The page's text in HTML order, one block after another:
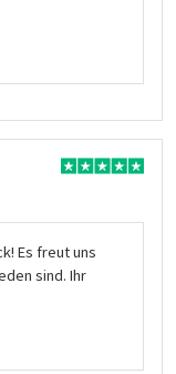
Es freut uns
sind. Ihr